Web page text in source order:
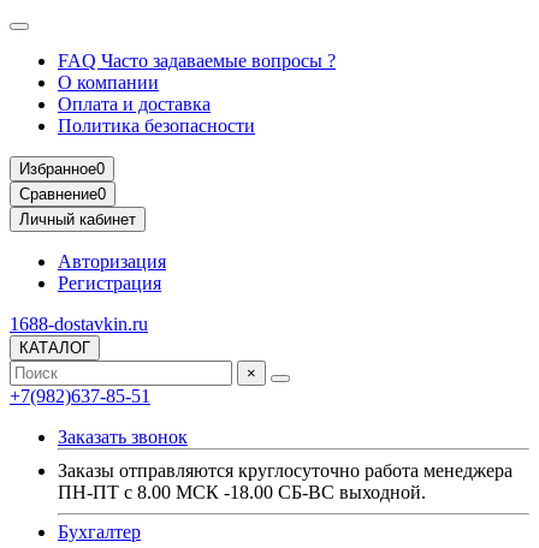
FAQ Часто задаваемые вопросы ?
О компании
Оплата и доставка
Политика безопасности
Избранное0
Сравнение0
Личный кабинет
Авторизация
Регистрация
1688-dostavkin.ru
КАТАЛОГ
×
+7(982)637-85-51
Заказать звонок
Заказы отправляются круглосуточно работа менеджера
ПН-ПТ с 8.00 МСК -18.00 СБ-ВС выходной.
Бухгалтер